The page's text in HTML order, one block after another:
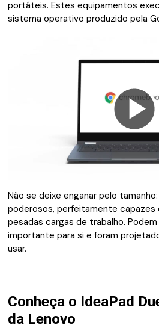
portáteis. Estes equipamentos
sistema operativo produzido pela
Não se deixe enganar pelo
poderosos, perfeitamente capazes
pesadas cargas de trabalho.
importante para si e foram
usar.
Conheça o IdeaPad
da Lenovo